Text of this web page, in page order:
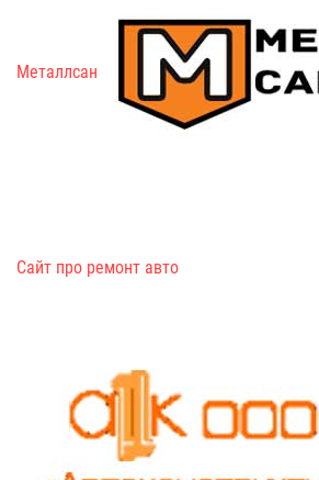
Металлсан
Сайт про ремонт авто